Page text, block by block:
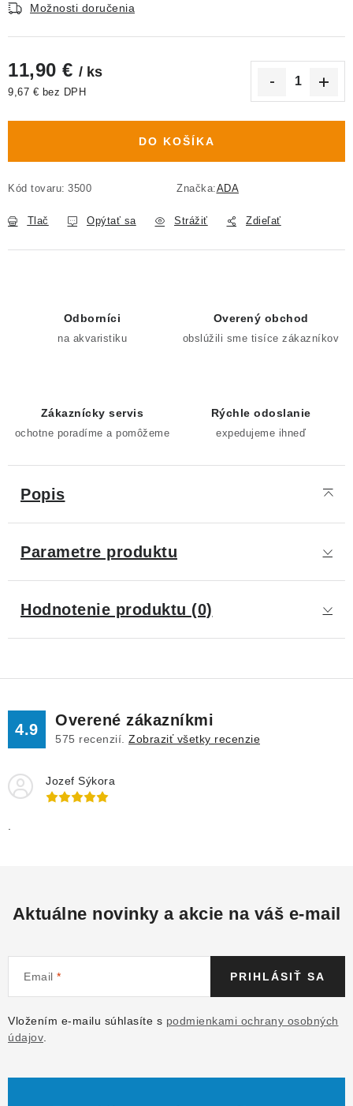
Možnosti doručenia
11,90 € / ks
9,67 € bez DPH
DO KOŠÍKA
Kód tovaru: 3500 Značka:ADA
Tlač Opýtať sa Strážiť Zdieľať
Odborníci
na akvaristiku
Overený obchod
obslúžili sme tisíce zákazníkov
Zákaznícky servis
ochotne poradíme a pomôžeme
Rýchle odoslanie
expedujeme ihneď
Popis
Parametre produktu
Hodnotenie produktu (0)
4.9
Overené zákazníkmi
575 recenzií. Zobraziť všetky recenzie
Jozef Sýkora
Aktuálne novinky a akcie na váš e-mail
Email
Vložením e-mailu súhlasíte s podmienkami ochrany osobných
údajov
PRIHLÁSIŤ SA